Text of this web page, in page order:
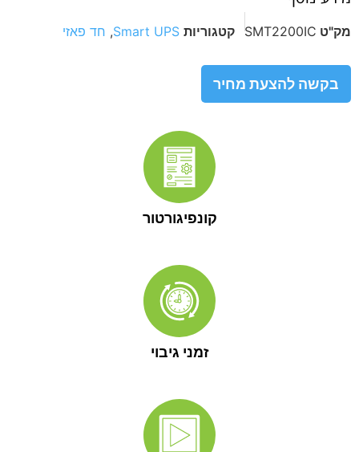
קטגוריות Smart UPS
,חד פאזי
להצעת מחיר
קונפיגורטור
זמני גיבוי